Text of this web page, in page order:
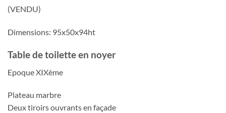
(VENDU)
Dimensions: 95x50x94ht
Table de toilette en noyer
Epoque XIXème
Plateau marbre
Deux tiroirs ouvrants en façade